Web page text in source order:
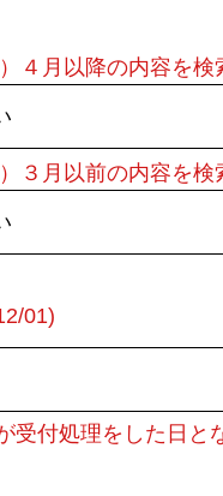
４月以降の内容を検
３月以前の内容を検
01)
受付処理をした日